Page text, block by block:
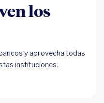
los
y aprovecha todas
instituciones.